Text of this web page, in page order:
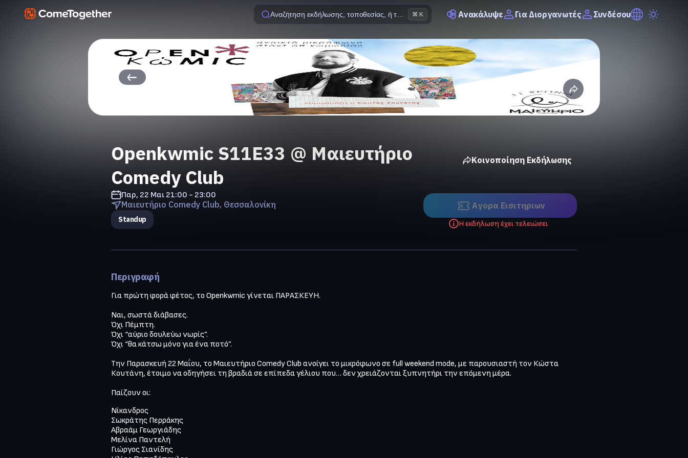
Αναζήτηση εκδήλωσης, τοποθεσίας, ή ταινίας⌘ K Ανακάλυψε Για Διοργανωτές Συνδέσου
Openkwmic S11E33 @ Μαιευτήριο
Comedy Club
Παρ, 22 Μαι 21:00 - 23:00
Μαιευτήριο Comedy Club, Θεσσαλονίκη
Standup
Κοινοποίηση Εκδήλωσης
Αγορα Eισιτηριων
Η εκδήλωση έχει τελειώσει
Περιγραφή
Για πρώτη φορά φέτος, το Openkwmic γίνεται ΠΑΡΑΣΚΕΥΗ.
Ναι, σωστά διάβασες.
Όχι Πέμπτη.
Όχι “αύριο δουλεύω νωρίς”.
Όχι “θα κάτσω μόνο για ένα ποτό”.
Την Παρασκευή 22 Μαΐου, το Μαιευτήριο Comedy Club ανοίγει το μικρόφωνο σε full weekend mode, με παρουσιαστή τον Κώστα
Κουτάνη, έτοιμο να οδηγήσει τη βραδιά σε επίπεδα γέλιου που… δεν χρειάζονται ξυπνητήρι την επόμενη μέρα.
Παίζουν οι:
Νίκανδρος
Σωκράτης Περράκης
Αβραάμ Γεωργιάδης
Μελίνα Παντελή
Γιώργος Σιανίδης